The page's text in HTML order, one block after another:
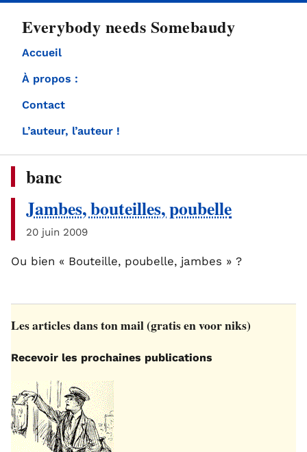
Everybody needs Somebaudy
Accueil
À propos :
Contact
L’auteur, l’auteur !
banc
Jambes, bouteilles, poubelle
20 juin 2009
Ou bien « Bouteille, poubelle, jambes » ?
Les articles dans ton mail (gratis en voor niks)
Recevoir les prochaines publications